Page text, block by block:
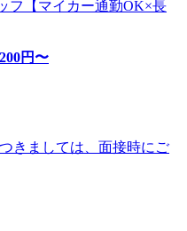
フ【マイカー通勤OK×長
円〜
きましては、面接時にご